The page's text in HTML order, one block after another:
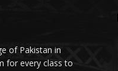
of Pakistan in
for every class to